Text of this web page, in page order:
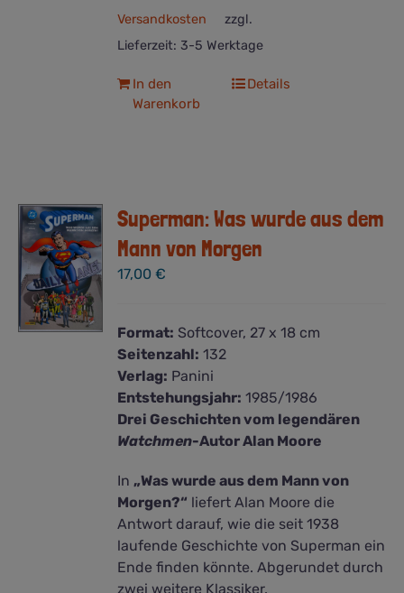
zzgl.
Versandkosten
Lieferzeit: 3-5 Werktage
In den
Warenkorb
Details
Superman: Was wurde aus dem
Mann von Morgen
17,00€
Format: Softcover, 27 x 18 cm
Seitenzahl: 132
Verlag: Panini
Entstehungsjahr: 1985/1986
Drei Geschichten vom legendären
Watchmen-Autor Alan Moore
In„Was wurde aus dem Mann von
Morgen?“ liefert Alan Moore die
Antwort darauf, wie die seit 1938
laufende Geschichte von Superman ein
Ende finden könnte. Abgerundet durch
zwei weitere Klassiker.